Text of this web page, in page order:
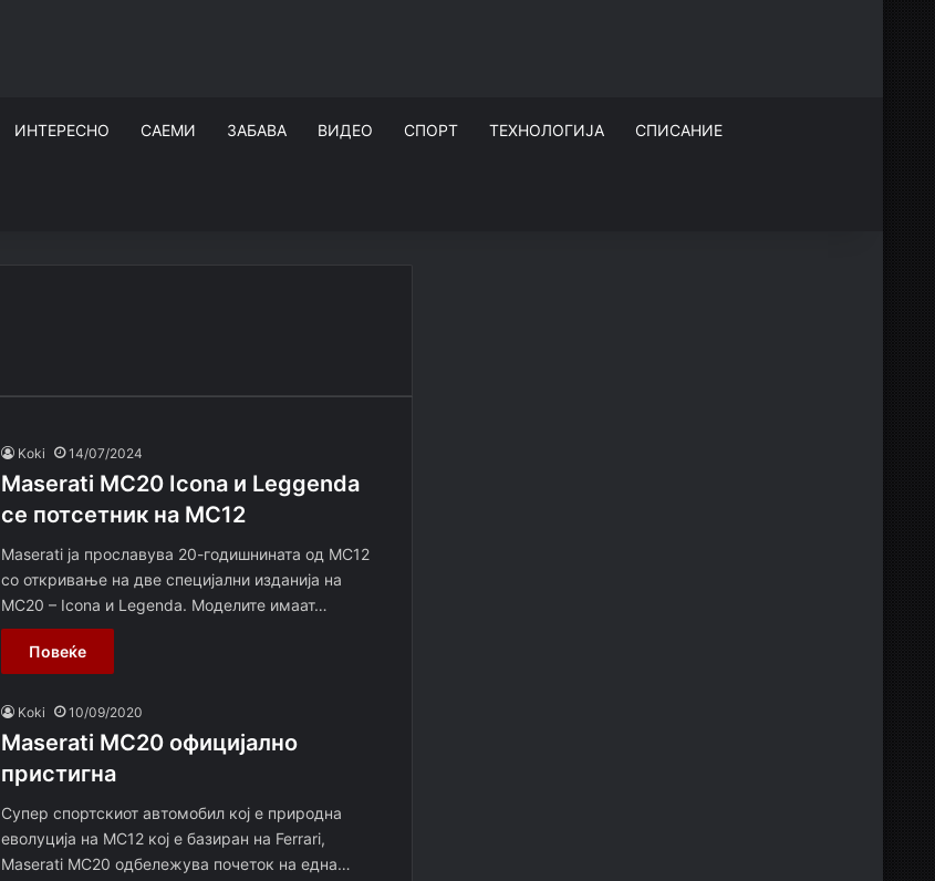
ИНТЕРЕСНО САЕМИ ЗАБАВА ВИДЕО СПОРТ ТЕХНОЛОГИЈА СПИСАНИЕ
Koki 14/07/2024
Maserati MC20 Icona и Leggenda
се потсетник на MC12
Maserati ја прославува 20-годишнината од MC12
со откривање на две специјални изданија на
MC20 – Icona и Legenda. Моделите имаат…
Повеќе
Koki 10/09/2020
Maserati MC20 официјално
пристигна
Супер спортскиот автомобил кој е природна
еволуција на MC12 кој е базиран на Ferrari,
Maserati MC20 одбележува почеток на една…